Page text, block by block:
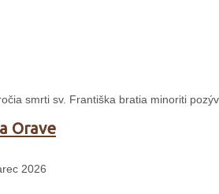
smrti sv. Františka bratia minoriti
Orave
2026